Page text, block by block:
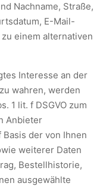
Nachname, Straße,
E-Mail-
einem alternativen
Interesse an der
wahren, werden
1 lit. f DSGVO zum
Anbieter
der von Ihnen
weiterer Daten
Bestellhistorie,
ausgewählte